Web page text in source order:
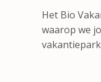
Het Bio
waarop we